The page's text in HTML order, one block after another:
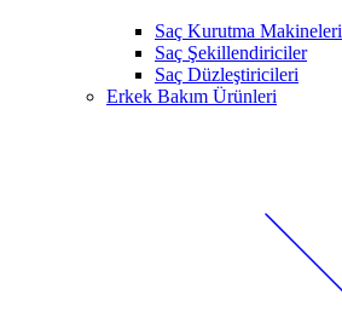
Saç Kurutma Makineleri
Saç Şekillendiriciler
Saç Düzleştiricileri
Erkek Bakım Ürünleri